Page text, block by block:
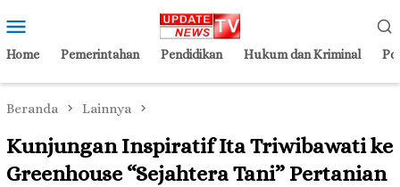
ke
kontenMobile
Home Pemerintahan Pendidikan Hukum dan Kriminal
Beranda Lainnya
Kunjungan Inspiratif Ita Triwibawati ke
Greenhouse “Sejahtera Tani” Pertanian